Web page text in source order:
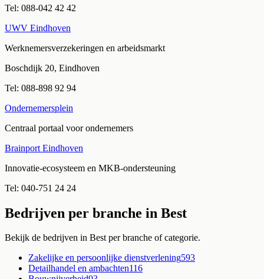
Tel: 088-042 42 42
UWV Eindhoven
Werknemersverzekeringen en arbeidsmarkt
Boschdijk 20, Eindhoven
Tel: 088-898 92 94
Ondernemersplein
Centraal portaal voor ondernemers
Brainport Eindhoven
Innovatie-ecosysteem en MKB-ondersteuning
Tel: 040-751 24 24
Bedrijven per branche in Best
Bekijk de bedrijven in Bestper branche of categorie.
Zakelijke en persoonlijke dienstverlening593
Detailhandel en ambachten116